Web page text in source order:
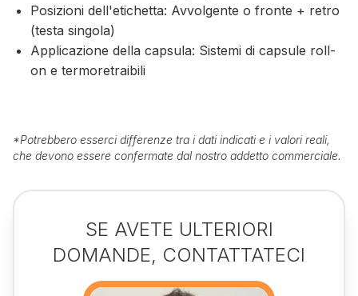
Posizioni dell'etichetta: Avvolgente o fronte + retro
(testa singola)
Applicazione della capsula: Sistemi di capsule roll-
on e termoretraibili
*Potrebbero esserci differenze tra i dati indicati e i valori reali,
che devono essere confermate dal nostro addetto commerciale.
SE AVETE ULTERIORI
DOMANDE, CONTATTATECI